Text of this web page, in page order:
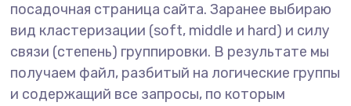
посадочная страница сайта. Заранее выбираю
вид кластеризации (soft, middle и hard) и силу
связи (степень) группировки. В результате мы
получаем файл, разбитый на логические группы
и содержащий все запросы, по которым